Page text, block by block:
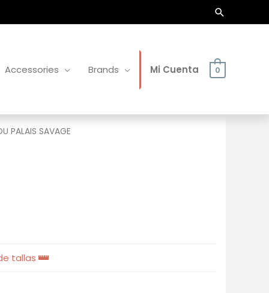
Buscar
Accessories Brands Mi Cuenta 0
PALAIS SAVAGE
tallas